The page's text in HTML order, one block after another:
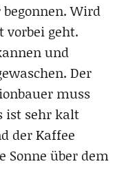
Wird
vorbei geht.
und
Der
muss
ist sehr kalt
der Kaffee
Sonne über dem